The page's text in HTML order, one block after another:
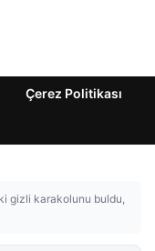
Çerez Politikası
gizli karakolunu buldu,